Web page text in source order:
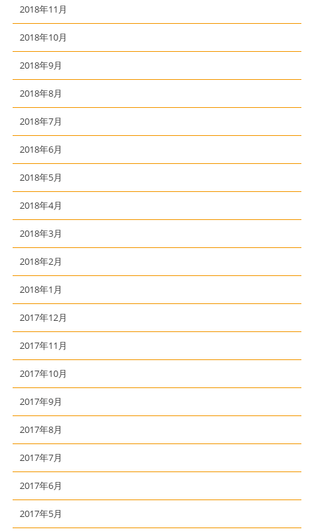
2018年11月
2018年10月
2018年9月
2018年8月
2018年7月
2018年6月
2018年5月
2018年4月
2018年3月
2018年2月
2018年1月
2017年12月
2017年11月
2017年10月
2017年9月
2017年8月
2017年7月
2017年6月
2017年5月